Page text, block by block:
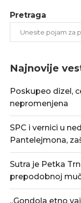
Pretraga
Najnovije
Poskupeo dizel,
nepromenjena
SPC i vernici u
Pantelejmona,
Sutra je Petka
prepodobnoj
„Gondola etno